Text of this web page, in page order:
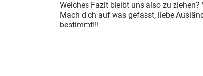
Welches Fazit bleibt uns also zu
Mach dich auf was gefasst, liebe
bestimmt!!!